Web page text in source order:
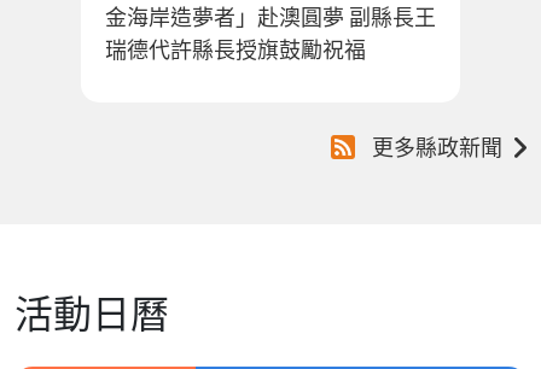
金海岸造夢者」赴澳圓夢 副縣長王
瑞德代許縣長授旗鼓勵祝福
更多縣政新聞
活動日曆